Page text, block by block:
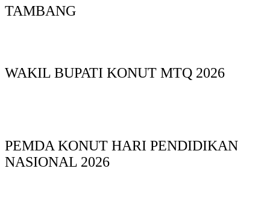
TAMBANG
WAKIL BUPATI KONUT MTQ 2026
PEMDA KONUT HARI PENDIDIKAN
NASIONAL 2026